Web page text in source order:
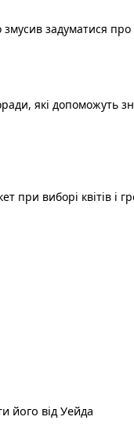
задуматися про
які допоможуть
при виборі квітів і
його від Уейда